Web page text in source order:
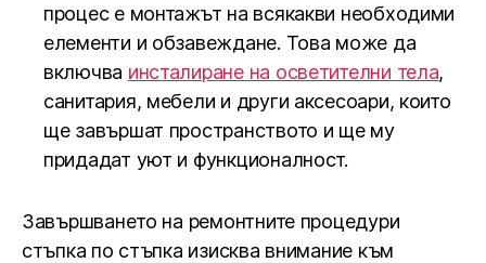
процес е монтажът на всякакви необходими
елементи и обзавеждане. Това може да
включва инсталиране на осветителни тела,
санитария, мебели и други аксесоари, които
ще завършат пространството и ще му
придадат уют и функционалност.
Завършването на ремонтните процедури
стъпка по стъпка изисква внимание към